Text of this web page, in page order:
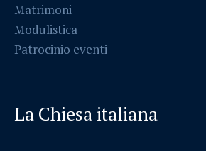
Matrimoni
Modulistica
Patrocinio eventi
La Chiesa italiana